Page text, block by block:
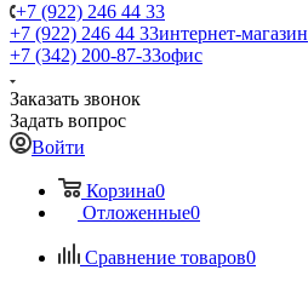
+7 (922) 246 44 33
+7 (922) 246 44 33интернет-магазин
+7 (342) 200-87-33офис
Заказать звонок
Задать вопрос
Войти
Корзина0
Отложенные0
Сравнение товаров0